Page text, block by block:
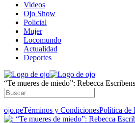
Videos
Ojo Show
Policial
Mujer
Locomundo
Actualidad
Deportes
“Te mueres de miedo”: Rebecca
ojo.peTérminos y CondicionesPolítica de